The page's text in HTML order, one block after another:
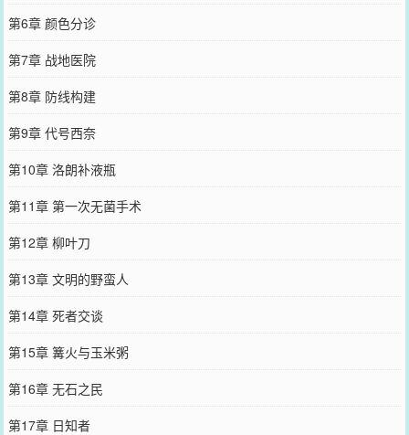
第6章 颜色分诊
第7章 战地医院
第8章 防线构建
第9章 代号西奈
第10章 洛朗补液瓶
第11章 第一次无菌手术
第12章 柳叶刀
第13章 文明的野蛮人
第14章 死者交谈
第15章 篝火与玉米粥
第16章 无石之民
第17章 日知者